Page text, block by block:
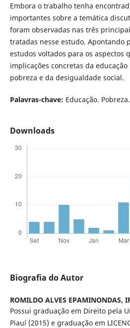
Embora o trabalho tenha
importantes sobre a temática
foram observadas nas três
tratadas nesse estudo. Apontando
estudos voltados para os aspectos
implicações concretas da
pobreza e da desigualdade social.
Palavras-chave: Educação.
Downloads
Biografia do Autor
ROMILDO ALVES EPAMINONDAS,
Possui graduação em Direito pela
Piauí (2015) e graduação em